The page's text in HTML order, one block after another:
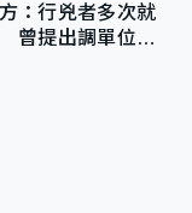
：行兇者多次就
曾提出調單位已